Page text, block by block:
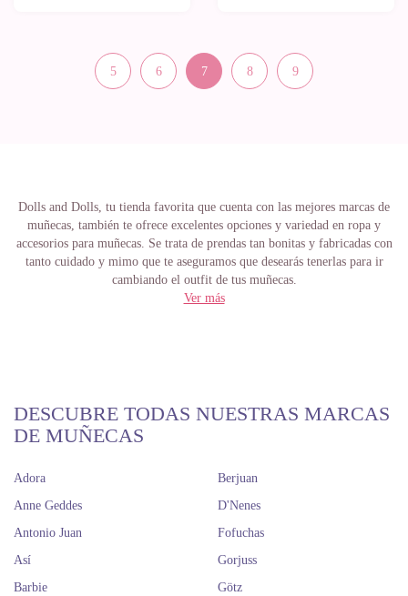
5 6 7 8 9
Dolls and Dolls, tu tienda favorita que cuenta con las mejores marcas de
muñecas, también te ofrece excelentes opciones y variedad en ropa y
accesorios para muñecas. Se trata de prendas tan bonitas y fabricadas con
tanto cuidado y mimo que te aseguramos que desearás tenerlas para ir
cambiando el outfit de tus muñecas.
Ropa y accesorios para muñecas
accesorios. Ya se trate de muñecas bebés o de muñecas adolescentes o
maniquí, pocas cosas hay tan apasionantes como cambiarles su atuendo y
acuerdo con la temporada o la ocasión.
La web de Dolls and Dolls es práctica y de fácil navegación. Una de las
Ofrece diversos conjuntos lisos o estampados muy chulos y tiernos para
bebés de 40 a 42 cm. Con estrellas, mariposas, flores, para niño y para
Ver más
DESCUBRE TODAS NUESTRAS MARCAS
DE MUÑECAS
Adora
Anne Geddes
Antonio Juan
Así
Barbie
Berjuan
D'Nenes
Fofuchas
Gorjuss
Götz